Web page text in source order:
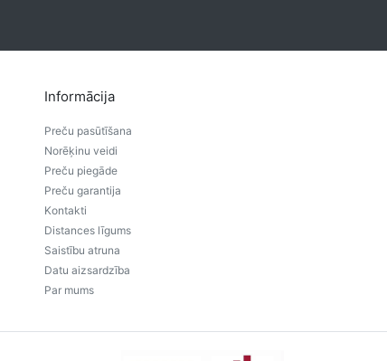
Informācija
Preču pasūtīšana
Norēķinu veidi
Preču piegāde
Preču garantija
Kontakti
Distances līgums
Saistību atruna
Datu aizsardzība
Par mums